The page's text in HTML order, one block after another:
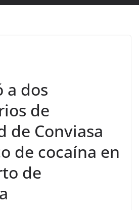
a dos
de
de Conviasa
de cocaína en
de